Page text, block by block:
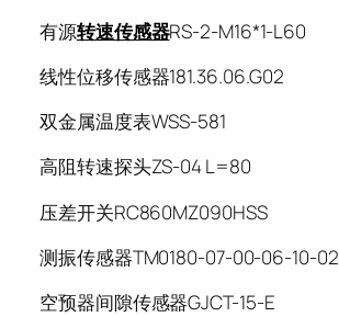
有源转速传感器RS-2-M16*1-L60
线性位移传感器181.36.06.G02
双金属温度表WSS-581
高阻转速探头ZS-04 L=80
压差开关RC860MZ090HSS
测振传感器TM0180-07-00-06-10-02
空预器间隙传感器GJCT-15-E